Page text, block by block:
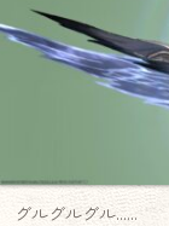
グルグルグル……